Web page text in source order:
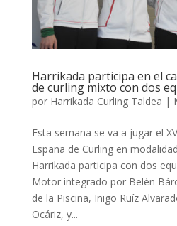
Harrikada participa en el
de curling mixto con dos
por Harrikada Curling Taldea |
Esta semana se va a jugar el
España de Curling en
Harrikada participa con dos
Motor integrado por Belén
de la Piscina, Iñigo Ruíz
Ocáriz, y...